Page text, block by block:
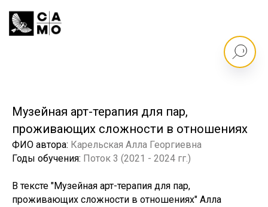
Музейная арт-терапия для пар,
проживающих сложности в отношениях
ФИО автора: Карельская Алла Георгиевна
Годы обучения: Поток 3 (2021 - 2024 гг.)
В тексте "Музейная арт-терапия для пар,
проживающих сложности в отношениях" Алла